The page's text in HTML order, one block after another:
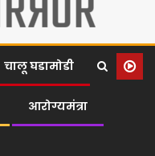
चालू घडामोडी
आरोग्यमंत्रा